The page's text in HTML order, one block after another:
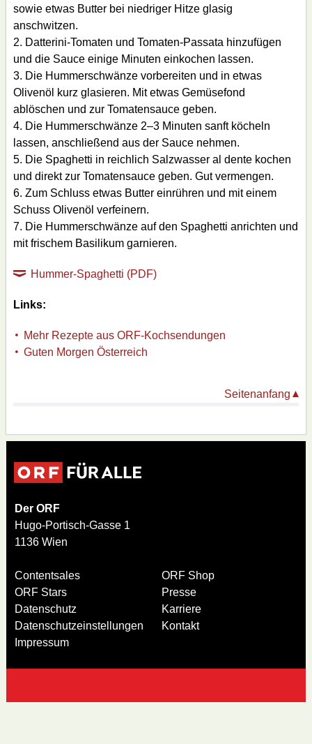
abonnieren
sowie etwas Butter bei niedriger Hitze glasig
anschwitzen.
Datterini-Tomaten und Tomaten-Passata hinzufügen
und die Sauce einige Minuten einkochen lassen.
Die Hummerschwänze vorbereiten und in etwas
Olivenöl kurz glasieren. Mit etwas Gemüsefond
ablöschen und zur Tomatensauce geben.
Die Hummerschwänze 2–3 Minuten sanft köcheln
lassen, anschließend aus der Sauce nehmen.
Die Spaghetti in reichlich Salzwasser al dente kochen
und direkt zur Tomatensauce geben. Gut vermengen.
Zum Schluss etwas Butter einrühren und mit einem
Schuss Olivenöl verfeinern.
Die Hummerschwänze auf den Spaghetti anrichten und
mit frischem Basilikum garnieren.
Hummer-Spaghetti (PDF)
Links:
Mehr Rezepte aus ORF-Kochsendungen
Guten Morgen Österreich
Seitenanfang
Der ORF
Hugo-Portisch-Gasse 1
1136 Wien
Contentsales
ORF Stars
Datenschutz
Datenschutzeinstellungen
Impressum
ORF Shop
Presse
Karriere
Kontakt